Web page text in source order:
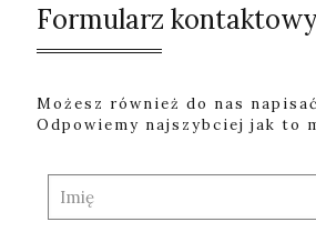
Formularz kontaktowy
Możesz również do nas napisać
Odpowiemy najszybciej jak to